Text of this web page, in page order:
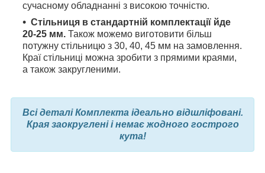
сучасному обладнанні з високою точністю.
Стільниця в стандартній комплектації йде
20-25 мм. Також можемо виготовити більш
потужну стільницю з 30, 40, 45 мм на замовлення.
Краї стільниці можна зробити з прямими краями,
а також закругленими.
Всі деталі Комплекта ідеально відшліфовані.
Края заокруглені і немає жодного гострого
кута!